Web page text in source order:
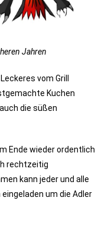
Jahren
vom Grill
Kuchen
die süßen
Ende wieder ordentlich
rechtzeitig
kann jeder und alle
um die Adler